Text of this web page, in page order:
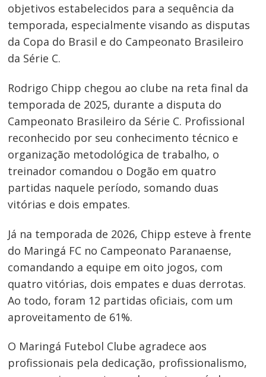
objetivos estabelecidos para a sequência da
temporada, especialmente visando as disputas
da Copa do Brasil e do Campeonato Brasileiro
da Série C.
Rodrigo Chipp chegou ao clube na reta final da
temporada de 2025, durante a disputa do
Campeonato Brasileiro da Série C. Profissional
reconhecido por seu conhecimento técnico e
organização metodológica de trabalho, o
treinador comandou o Dogão em quatro
partidas naquele período, somando duas
vitórias e dois empates.
Já na temporada de 2026, Chipp esteve à frente
do Maringá FC no Campeonato Paranaense,
comandando a equipe em oito jogos, com
quatro vitórias, dois empates e duas derrotas.
Ao todo, foram 12 partidas oficiais, com um
aproveitamento de 61%.
O Maringá Futebol Clube agradece aos
profissionais pela dedicação, profissionalismo,
Navegação
de
Post